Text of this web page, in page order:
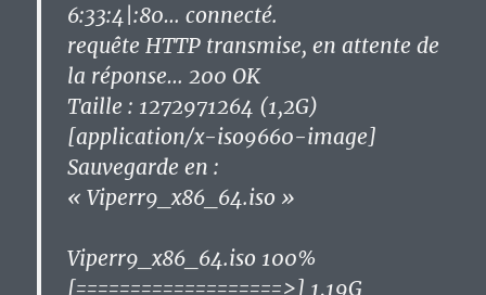
6:33:4|:80… connecté.
requête HTTP transmise, en attente de
la réponse… 200 OK
Taille : 1272971264 (1,2G)
[application/x-iso9660-image]
Sauvegarde en :
« Viperr9_x86_64.iso »
Viperr9_x86_64.iso 100%
[===================>] 1,19G